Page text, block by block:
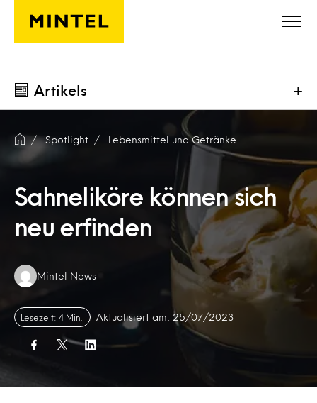
Skip to main content
Artikels +
Spotlight Lebensmittel und Getränke
Sahneliköre können sich
neu erfinden
Authors:
Mintel News
Lesezeit: 4 Min. Aktualisiert am: 25/07/2023